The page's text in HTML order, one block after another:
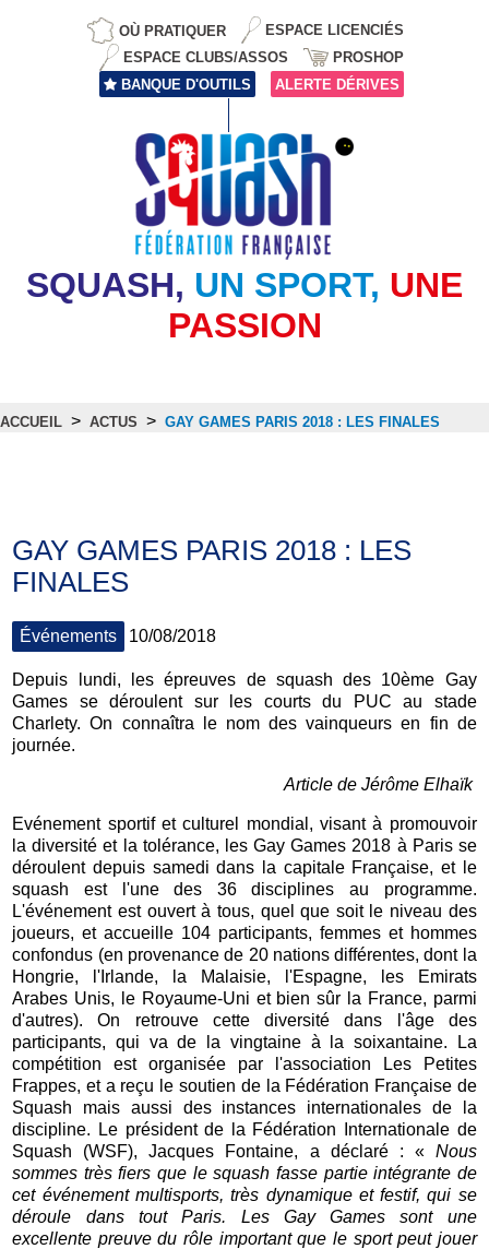
OÙ PRATIQUER
ESPACE LICENCIÉS
ESPACE CLUBS/ASSOS
PROSHOP
BANQUE D'OUTILS
ALERTE DÉRIVES
SQUASH, UN SPORT, UNE
PASSION
ACCUEIL > ACTUS > GAY GAMES PARIS 2018 : LES FINALES
GAY GAMES PARIS 2018 : LES
FINALES
Événements 10/08/2018
Depuis lundi, les épreuves de squash des 10ème Gay
Games se déroulent sur les courts du PUC au stade
Charlety. On connaîtra le nom des vainqueurs en fin de
journée.
Article de Jérôme Elhaïk
Evénement sportif et culturel mondial, visant à promouvoir
la diversité et la tolérance, les Gay Games 2018 à Paris se
déroulent depuis samedi dans la capitale Française, et le
squash est l'une des 36 disciplines au programme.
L'événement est ouvert à tous, quel que soit le niveau des
joueurs, et accueille 104 participants, femmes et hommes
confondus (en provenance de 20 nations différentes, dont la
Hongrie, l'Irlande, la Malaisie, l'Espagne, les Emirats
Arabes Unis, le Royaume-Uni et bien sûr la France, parmi
d'autres). On retrouve cette diversité dans l'âge des
participants, qui va de la vingtaine à la soixantaine. La
compétition est organisée par l'association Les Petites
Frappes, et a reçu le soutien de la Fédération Française de
Squash mais aussi des instances internationales de la
discipline. Le président de la Fédération Internationale de
Squash (WSF), Jacques Fontaine, a déclaré : « Nous
sommes très fiers que le squash fasse partie intégrante de
cet événement multisports, très dynamique et festif, qui se
déroule dans tout Paris. Les Gay Games sont une
excellente preuve du rôle important que le sport peut jouer